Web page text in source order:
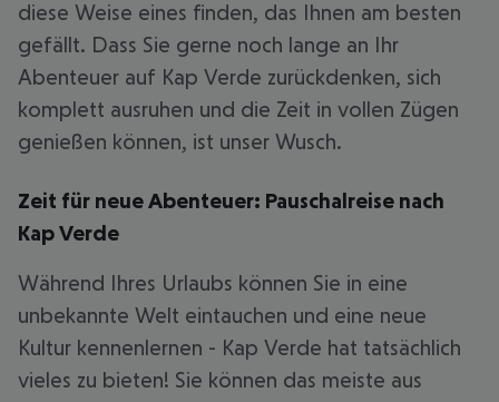
diese Weise eines finden, das Ihnen am besten
gefällt. Dass Sie gerne noch lange an Ihr
Abenteuer auf Kap Verde zurückdenken, sich
komplett ausruhen und die Zeit in vollen Zügen
genießen können, ist unser Wusch.
Zeit für neue Abenteuer: Pauschalreise nach
Kap Verde
Während Ihres Urlaubs können Sie in eine
unbekannte Welt eintauchen und eine neue
Kultur kennenlernen - Kap Verde hat tatsächlich
vieles zu bieten! Sie können das meiste aus